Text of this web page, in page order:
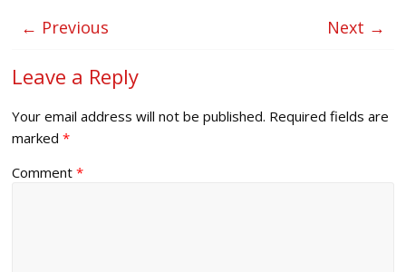
← Previous Next →
Leave a Reply
Your email address will not be published. Required fields are
marked*
Comment*